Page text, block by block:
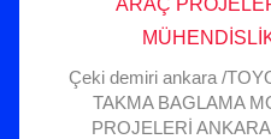
Çeki demiri ankara /
TAKMA BAGLAMA
PROJELERİ